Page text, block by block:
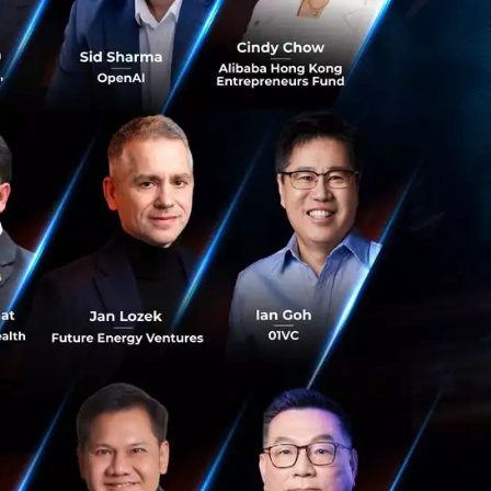
นไอทีของยูเครน
งและบริหาร
แพลตฟอร์ม
TOP-5 App
Odessa ซึ่งในปี
ขาได้รับการจัด
of New